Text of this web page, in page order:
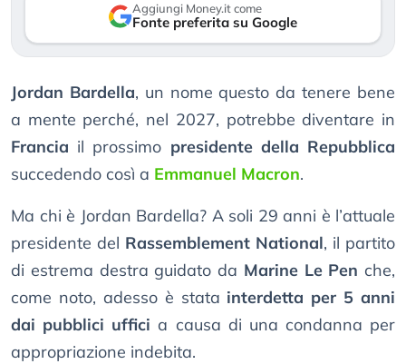
Aggiungi Money.it come
Fonte preferita su Google
Jordan Bardella, un nome questo da tenere bene
a mente perché, nel 2027, potrebbe diventare in
Francia il prossimo presidente della Repubblica
succedendo così a Emmanuel Macron.
Ma chi è Jordan Bardella? A soli 29 anni è l’attuale
presidente del Rassemblement National, il partito
di estrema destra guidato da Marine Le Pen che,
come noto, adesso è stata interdetta per 5 anni
dai pubblici uffici a causa di una condanna per
appropriazione indebita.